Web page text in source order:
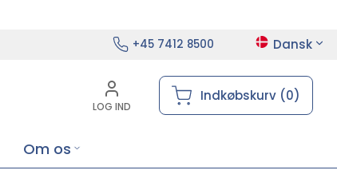
+45 7412 8500 Dansk
LOG IND
Indkøbskurv (0)
Om os